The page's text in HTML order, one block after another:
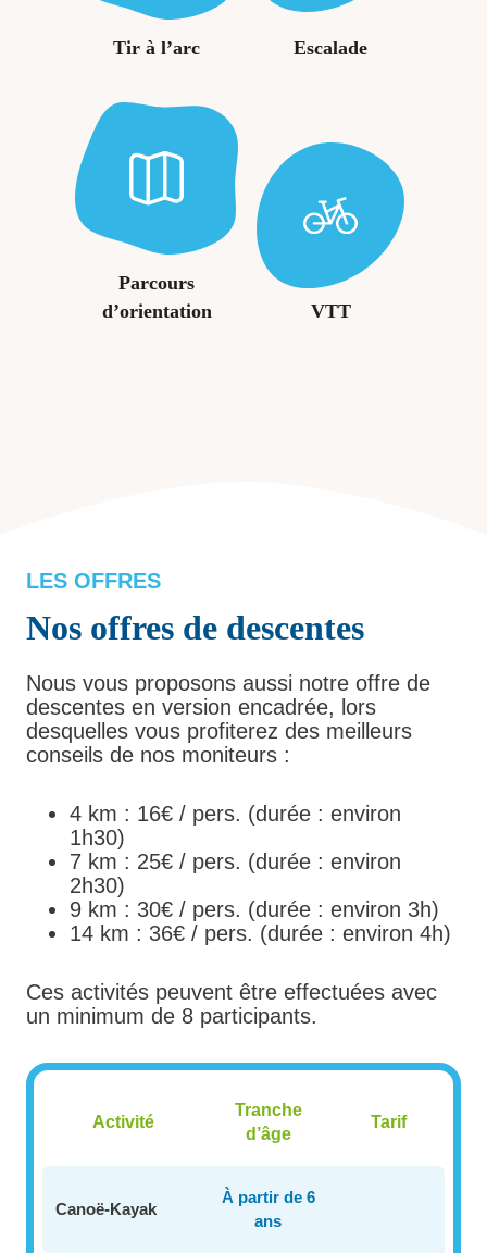
Tir à l’arc Escalade
Parcours
d’orientation
VTT
LES OFFRES
Nos offres de descentes
Nous vous proposons aussi notre offre de
descentes en version encadrée, lors
desquelles vous profiterez des meilleurs
conseils de nos moniteurs :
4 km : 16€ / pers. (durée : environ
1h30)
7 km : 25€ / pers. (durée : environ
2h30)
9 km : 30€ / pers. (durée : environ 3h)
14 km : 36€ / pers. (durée : environ 4h)
Ces activités peuvent être effectuées avec
un minimum de 8 participants.
Activité
Tranche
d’âge
Tarif
Canoë-Kayak
À partir de 6
ans